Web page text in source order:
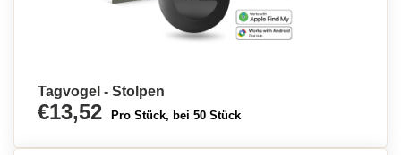
Tagvogel - Stolpen
€13,52 Pro Stück, bei 50 Stück